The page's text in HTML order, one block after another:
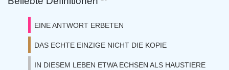
EINE ANTWORT ERBETEN
DAS ECHTE EINZIGE NICHT DIE KOPIE
IN DIESEM LEBEN ETWA ECHSEN ALS HAUSTIERE